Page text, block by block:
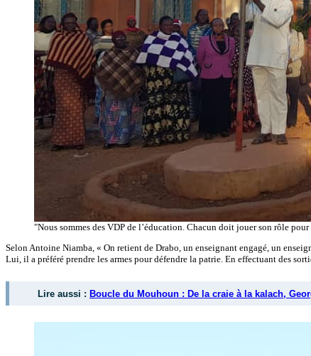
"Nous sommes des VDP de l’éducation. Chacun doit jouer son rôle
Selon Antoine Niamba, « On retient de Drabo, un enseignant engagé, un
Lui, il a préféré prendre les armes pour défendre la patrie. En effectuant des
Lire aussi : Boucle du Mouhoun : De la craie à la kalach,